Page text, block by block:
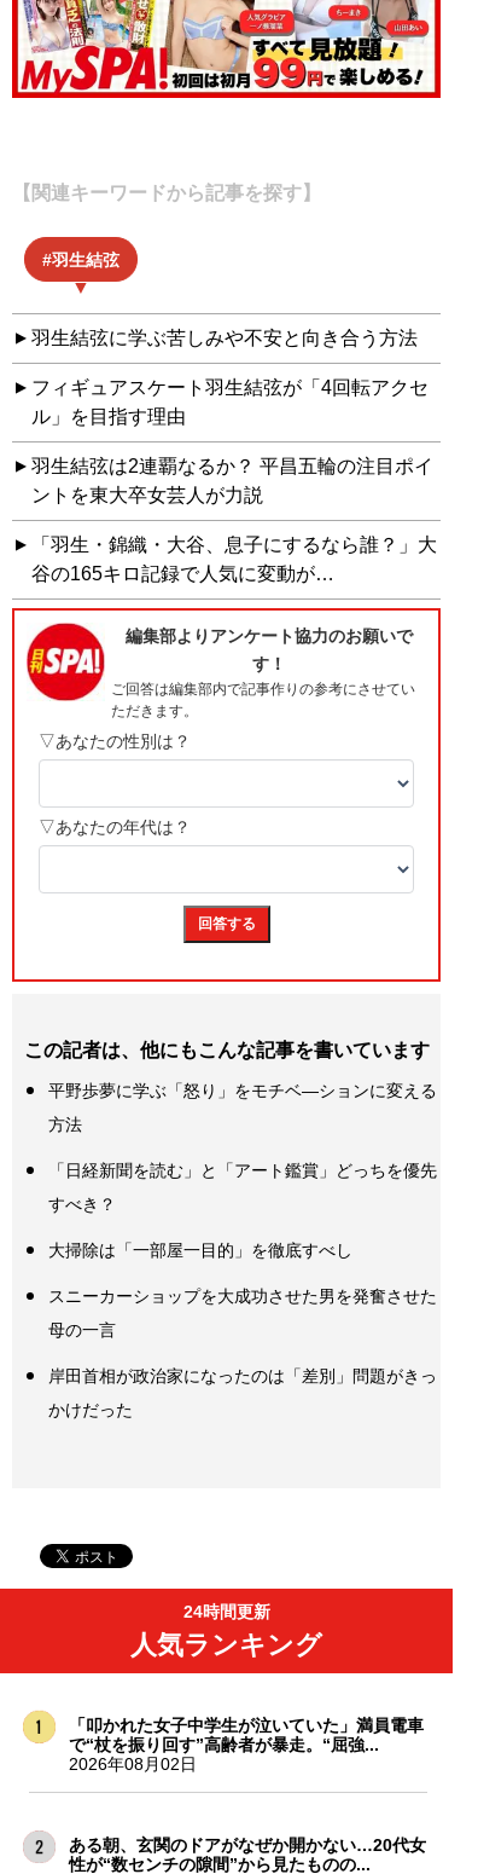
【関連キーワードから記事を探す】
羽生結弦
羽生結弦に学ぶ苦しみや不安と向き合う方法
フィギュアスケート羽生結弦が「4回転アクセ
ル」を目指す理由
羽生結弦は2連覇なるか？ 平昌五輪の注目ポイ
ントを東大卒女芸人が力説
「羽生・錦織・大谷、息子にするなら誰？」大
谷の165キロ記録で人気に変動が…
この記者は、他にもこんな記事を書いています
平野歩夢に学ぶ「怒り」をモチベ―ションに変える
方法
「日経新聞を読む」と「アート鑑賞」どっちを優先
すべき？
大掃除は「一部屋一目的」を徹底すべし
スニーカーショップを大成功させた男を発奮させた
母の一言
岸田首相が政治家になったのは「差別」問題がきっ
かけだった
24時間更新
人気ランキング
「叩かれた女子中学生が泣いていた」満員電車
で“杖を振り回す”高齢者が暴走。“屈強...
2026年08月02日
ある朝、玄関のドアがなぜか開かない…20代女
性が“数センチの隙間”から見たものの...